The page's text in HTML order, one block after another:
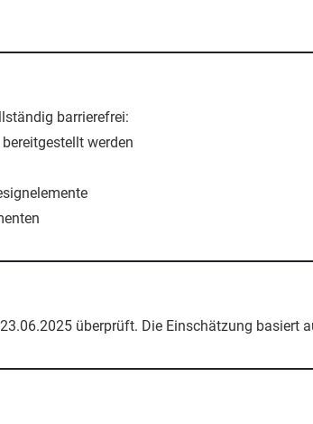
barrierefrei:
werden
überprüft. Die Einschätzung basiert